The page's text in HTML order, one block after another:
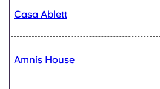
Casa Ablett
Amnis House